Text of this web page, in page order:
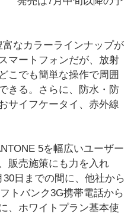
なカラーラインナップが
マートフォンだが、放射
こでも簡単な操作で周囲
きる。さらに、防水・防
サイフケータイ、赤外線
5を幅広いユーザー
販売施策にも力を入れ
日までの間に、他社から
トバンク3G携帯電話から
、ホワイトプラン基本使